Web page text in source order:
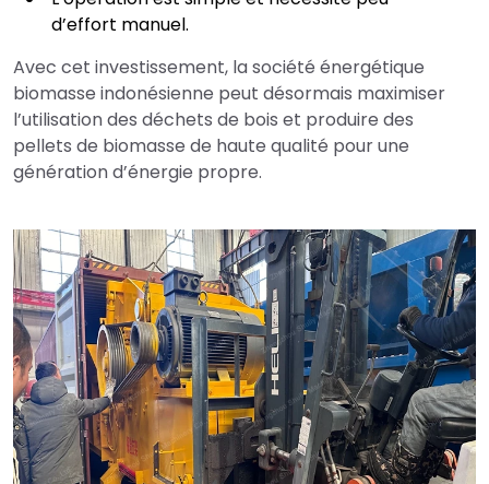
d’effort manuel.
Avec cet investissement, la société énergétique
biomasse indonésienne peut désormais maximiser
l’utilisation des déchets de bois et produire des
pellets de biomasse de haute qualité pour une
génération d’énergie propre.